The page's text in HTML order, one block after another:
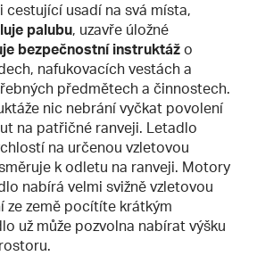
cestující usadí na svá místa,
palubu, uzavře úložné
bezpečnostní instruktáž o
nafukovacích vestách a
předmětech a činnostech.
nic nebrání vyčkat povolení
na patřičné ranveji. Letadlo
na určenou vzletovou
k odletu na ranveji. Motory
nabírá velmi svižně vzletovou
ze země pocítíte krátkým
už může pozvolna nabírat výšku